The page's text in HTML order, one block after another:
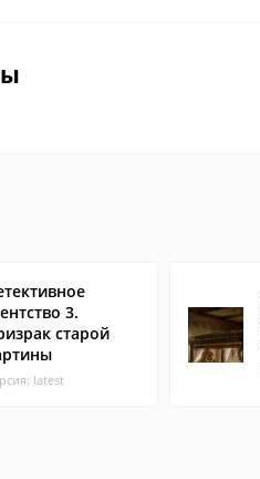
3.
старой
latest